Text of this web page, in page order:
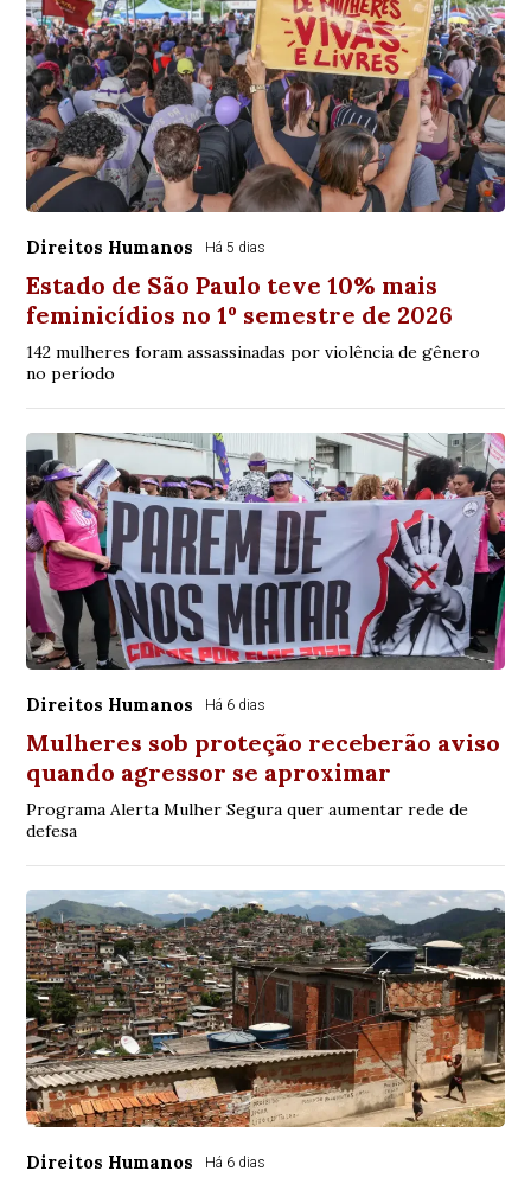
Direitos Humanos Há 5 dias
Estado de São Paulo teve 10% mais
feminicídios no 1º semestre de 2026
142 mulheres foram assassinadas por violência de gênero
no período
Direitos Humanos Há 6 dias
Mulheres sob proteção receberão aviso
quando agressor se aproximar
Programa Alerta Mulher Segura quer aumentar rede de
defesa
Direitos Humanos Há 6 dias